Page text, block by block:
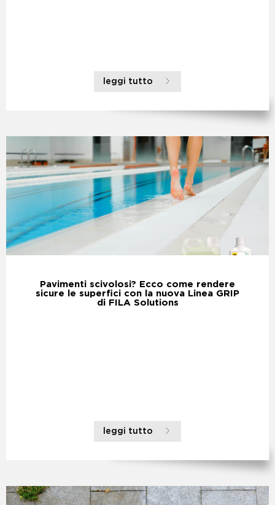
leggi tutto
Pavimenti scivolosi? Ecco come rendere
sicure le superfici con la nuova Linea GRIP
di FILA Solutions
leggi tutto